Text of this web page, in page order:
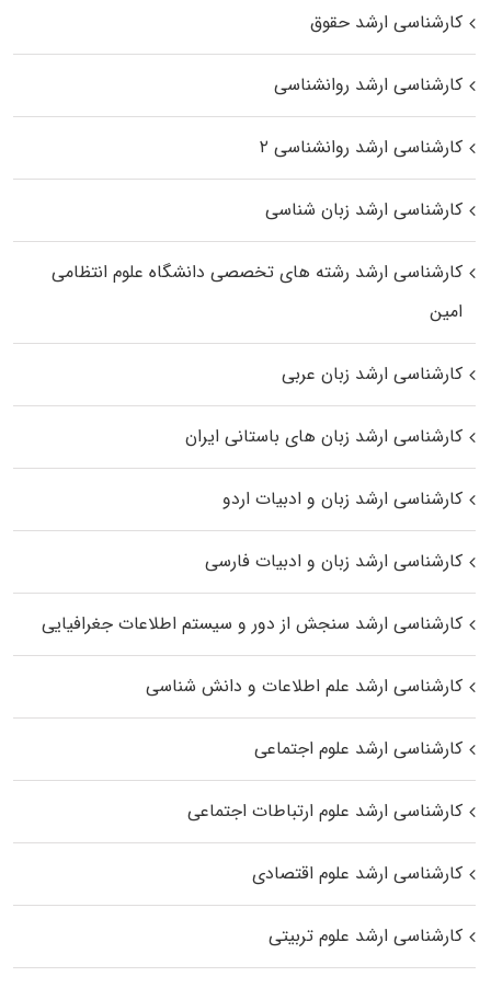
کارشناسی ارشد حقوق
کارشناسی ارشد روانشناسی
کارشناسی ارشد روانشناسی ۲
کارشناسی ارشد زبان شناسی
کارشناسی ارشد رﺷﺘﻪ ﻫﺎی تخصصی داﻧﺸﮕﺎه ﻋﻠﻮم انتظامی
اﻣﻴﻦ
کارشناسی ارشد زبان عربی
کارشناسی ارشد زبان‌ های باستانی ایران
کارشناسی ارشد زبان و ادبیات اردو
کارشناسی ارشد زبان و ادبیات فارسی
کارشناسی ارشد سنجش از دور و سیستم اطلاعات جغرافیایی
کارشناسی ارشد علم اطلاعات و دانش شناسی
کارشناسی ارشد علوم اجتماعی
کارشناسی ارشد علوم ارتباطات اجتماعی
کارشناسی ارشد علوم اقتصادی
کارشناسی ارشد علوم تربیتی